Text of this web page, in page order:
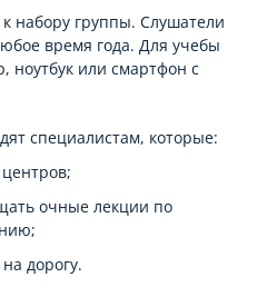
набору группы. Слушатели
время года. Для учебы
ноутбук или смартфон с
специалистам, которые:
очные лекции по
дорогу.